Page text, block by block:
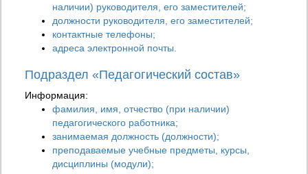
наличии) руководителя, его заместителей;
должности руководителя, его заместителей;
контактные телефоны;
адреса электронной почты.
Подраздел «Педагогический состав»
Информация:
фамилия, имя, отчество (при наличии)
педагогического работника;
занимаемая должность (должности);
преподаваемые учебные предметы, курсы,
дисциплины (модули);